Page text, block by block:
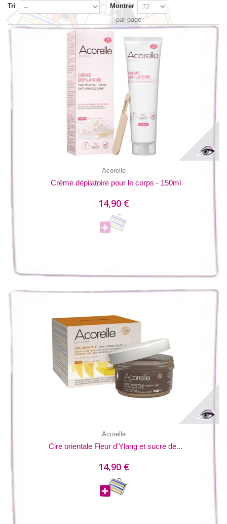
Tri
Montrer
par page
Acorelle
Crème dépilatoire pour le corps - 150ml
14,90 €
Acorelle
Cire orientale Fleur d'Ylang et sucre de...
14,90 €